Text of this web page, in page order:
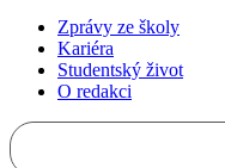
Zprávy ze školy
Kariéra
Studentský život
O redakci